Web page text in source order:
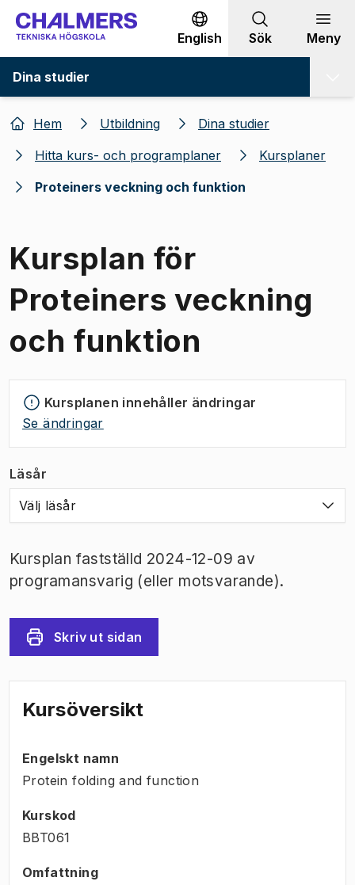
Gå till innehållet
English Sök Meny
Dina studier
Hem Utbildning
Dina studier
Hitta kurs- och programplaner
Kursplaner
Proteiners veckning och funktion
Kursplan för
Proteiners veckning
och funktion
Kursplanen innehåller ändringar
Se ändringar
Läsår
Välj läsår
Kursplan fastställd 2024-12-09 av
programansvarig (eller motsvarande).
Skriv ut sidan
Kursöversikt
Engelskt namn
Protein folding and function
Kurskod
BBT061
Omfattning